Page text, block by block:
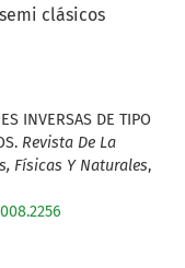
clásicos
INVERSAS DE TIPO
Revista De La
Físicas Y Naturales,